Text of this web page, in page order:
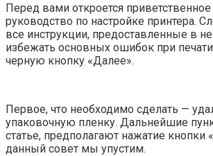
Перед вами откроется
руководство по настройке принтера.
все инструкции, предоставленные в
избежать основных ошибок при
черную кнопку «Далее».
Первое, что необходимо сделать —
упаковочную пленку. Дальнейшие
статье, предполагают нажатие кнопки
данный совет мы упустим.